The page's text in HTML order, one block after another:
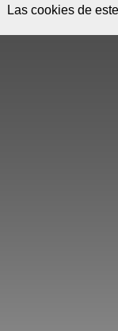
Las cookies de